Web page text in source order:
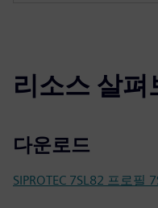
리소스 살
다운로드
SIPROTEC 7SL82 프로필